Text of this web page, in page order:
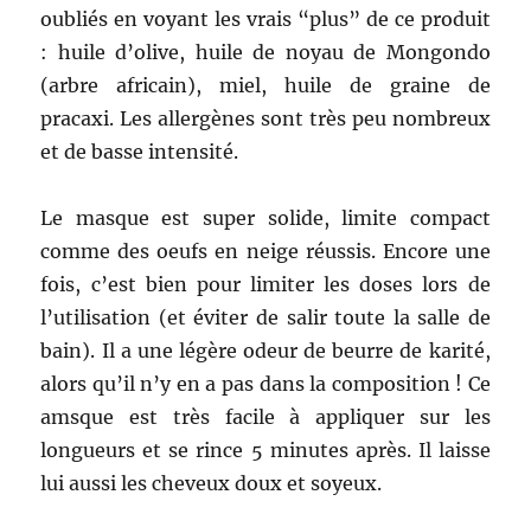
oubliés en voyant les vrais “plus” de ce produit
: huile d’olive, huile de noyau de Mongondo
(arbre africain), miel, huile de graine de
pracaxi. Les allergènes sont très peu nombreux
et de basse intensité.
Le masque est super solide, limite compact
comme des oeufs en neige réussis. Encore une
fois, c’est bien pour limiter les doses lors de
l’utilisation (et éviter de salir toute la salle de
bain). Il a une légère odeur de beurre de karité,
alors qu’il n’y en a pas dans la composition ! Ce
amsque est très facile à appliquer sur les
longueurs et se rince 5 minutes après. Il laisse
lui aussi les cheveux doux et soyeux.